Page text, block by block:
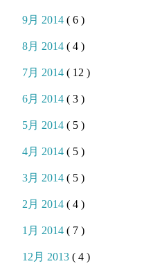
9月 2014( 6 )
8月 2014( 4 )
7月 2014( 12 )
6月 2014( 3 )
5月 2014( 5 )
4月 2014( 5 )
3月 2014( 5 )
2月 2014( 4 )
1月 2014( 7 )
12月 2013( 4 )